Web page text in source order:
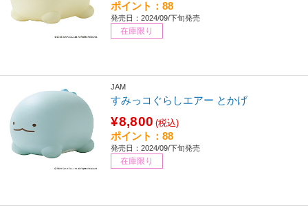
ポイント：88
発売日：2024/09/下旬発売
在庫限り
JAM
すみっコぐらしエアー とかげ
¥8,800 (税込)
ポイント：88
発売日：2024/09/下旬発売
在庫限り